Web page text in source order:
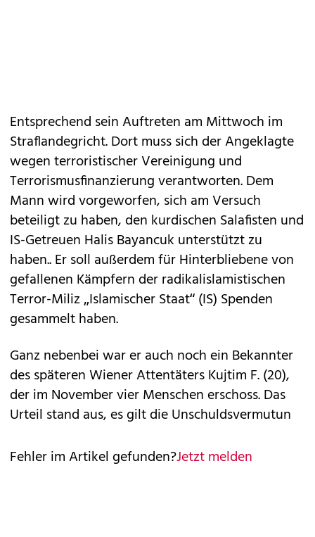
Entsprechend sein Auftreten am Mittwoch im
Straflandegricht. Dort muss sich der Angeklagte
wegen terroristischer Vereinigung und
Terrorismusfinanzierung verantworten. Dem
Mann wird vorgeworfen, sich am Versuch
beteiligt zu haben, den kurdischen Salafisten und
IS-Getreuen Halis Bayancuk unterstützt zu
haben.. Er soll außerdem für Hinterbliebene von
gefallenen Kämpfern der radikalislamistischen
Terror-Miliz „Islamischer Staat“ (IS) Spenden
gesammelt haben.
Ganz nebenbei war er auch noch ein Bekannter
des späteren Wiener Attentäters Kujtim F. (20),
der im November vier Menschen erschoss. Das
Urteil stand aus, es gilt die Unschuldsvermutun
Fehler im Artikel gefunden?Jetzt melden